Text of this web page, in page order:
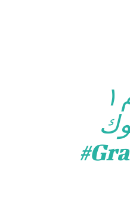
يوم ١